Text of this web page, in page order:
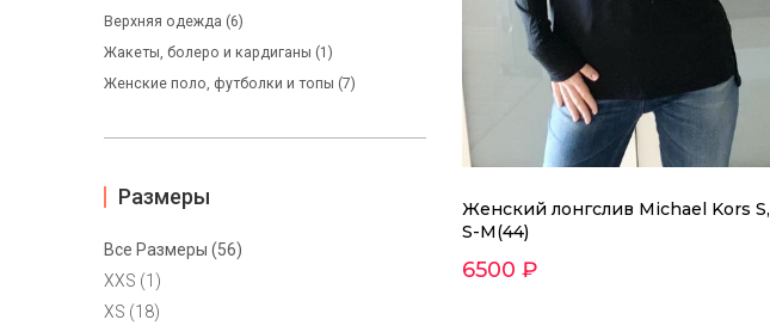
Женский лонгслив Michael Kors S,
S-M(44)
6500 ₽
Верхняя одежда (6)
Жакеты, болеро и кардиганы (1)
Женские поло, футболки и топы (7)
Размеры
Все Размеры (56)
XXS (1)
XS (18)